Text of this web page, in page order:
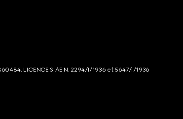
LICENCE SIAE N. 2294/I/1936 et 5647/I/1936